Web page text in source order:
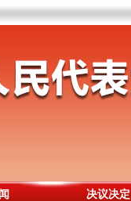
决议决定